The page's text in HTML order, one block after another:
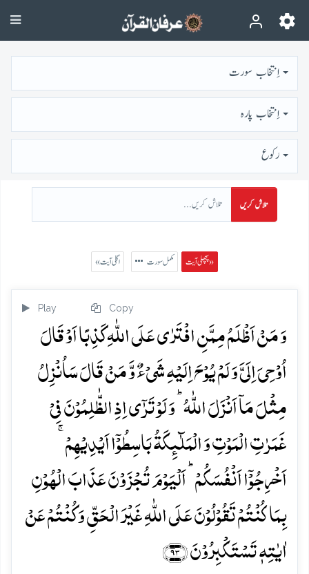
اِنتخاب سورت
اِنتخاب پارہ
رُكوع
تلاش کریں
پچھلی آیت » مکمل سورت « اگلی آیت
Play Copy
وَ مَنۡ اَظۡلَمُ مِمَّنِ افۡتَرٰی عَلَی اللّٰہِ کَذِبًا اَوۡ قَالَ
اُوۡحِیَ اِلَیَّ وَ لَمۡ یُوۡحَ اِلَیۡہِ شَیۡءٌ وَّ مَنۡ قَالَ سَاُنۡزِلُ
مِثۡلَ مَاۤ اَنۡزَلَ اللّٰہُ ؕ وَ لَوۡ تَرٰۤی اِذِ الظّٰلِمُوۡنَ فِیۡ
غَمَرٰتِ الۡمَوۡتِ وَ الۡمَلٰٓئِکَۃُ بَاسِطُوۡۤا اَیۡدِیۡہِمۡ ۚ
اَخۡرِجُوۡۤا اَنۡفُسَکُمۡ ؕ اَلۡیَوۡمَ تُجۡزَوۡنَ عَذَابَ الۡہُوۡنِ
بِمَا کُنۡتُمۡ تَقُوۡلُوۡنَ عَلَی اللّٰہِ غَیۡرَ الۡحَقِّ وَ کُنۡتُمۡ عَنۡ
اٰیٰتِہٖ تَسۡتَکۡبِرُوۡنَ ﴿۹۳﴾